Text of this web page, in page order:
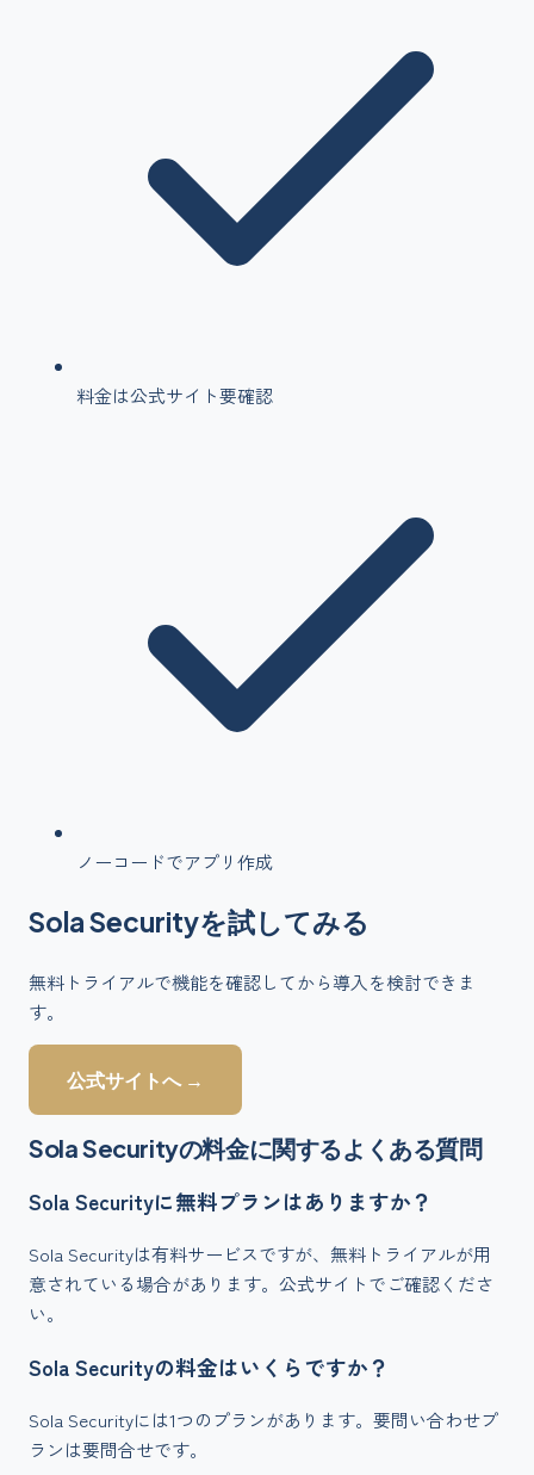
料金は公式サイト要確認
ノーコードでアプリ作成
Sola Securityを試してみる
無料トライアルで機能を確認してから導入を検討できま
す。
公式サイトへ →
Sola Securityの料金に関するよくある質問
Sola Securityに無料プランはありますか？
Sola Securityは有料サービスですが、無料トライアルが用
意されている場合があります。公式サイトでご確認くださ
い。
Sola Securityの料金はいくらですか？
Sola Securityには1つのプランがあります。要問い合わせプ
ランは要問合せです。